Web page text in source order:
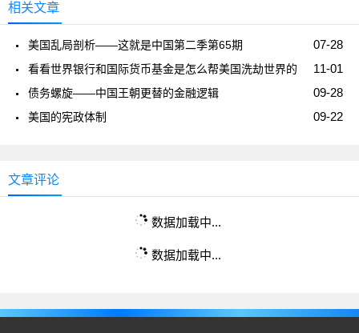
相关文章
07-28
美国乱局剖析——这就是中国第二季第65期
11-01
看看世界银行和国际货币基金是怎么帮美国洗劫世界的
09-28
债务螺旋——中国王朝更替的金融逻辑
09-22
美国的宪政体制
文章评论
数据加载中...
数据加载中...